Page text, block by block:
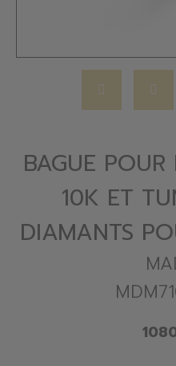
BAGUE
10K ET
DIAMANTS